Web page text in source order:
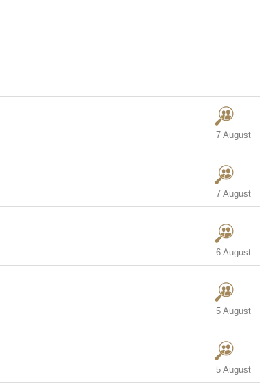
7 August
7 August
6 August
5 August
5 August